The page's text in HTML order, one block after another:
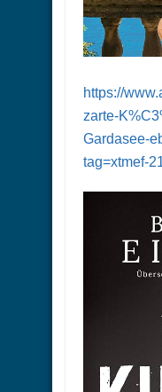
https://
zarte-
Gardasee-
tag=xtmef-